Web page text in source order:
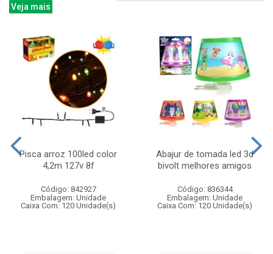
Veja mais
Pisca arroz 100led color
4,2m 127v 8f
Código: 842927
Embalagem: Unidade
Caixa Com: 120 Unidade(s)
Abajur de tomada led 3d
bivolt melhores amigos
Código: 836344
Embalagem: Unidade
Caixa Com: 120 Unidade(s)